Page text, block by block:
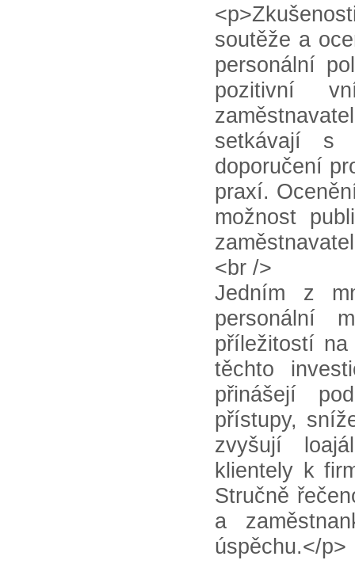
soutěže a
personální
pozitivní
setkávají s
doporučení
praxí.
možnost
<br />
Jedním z
personální
příležitostí
těchto
přinášejí
přístupy,
zvyšují
klientely k
Stručně
a
úspěchu.</p>